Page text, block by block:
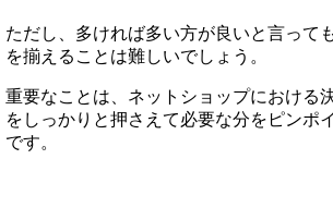
ただし、多ければ多い方が良いと言って
を揃えることは難しいでしょう。
重要なことは、ネットショップにおける
をしっかりと押さえて必要な分をピンポ
です。